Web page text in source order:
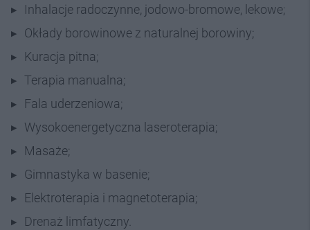
Inhalacje radoczynne, jodowo-bromowe, lekowe;
Okłady borowinowe z naturalnej borowiny;
Kuracja pitna;
Terapia manualna;
Fala uderzeniowa;
Wysokoenergetyczna laseroterapia;
Masaże;
Gimnastyka w basenie;
Elektroterapia i magnetoterapia;
Drenaż limfatyczny.